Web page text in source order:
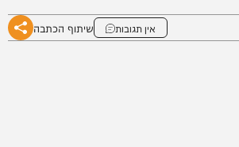
אין תגובות שיתוף הכתבה